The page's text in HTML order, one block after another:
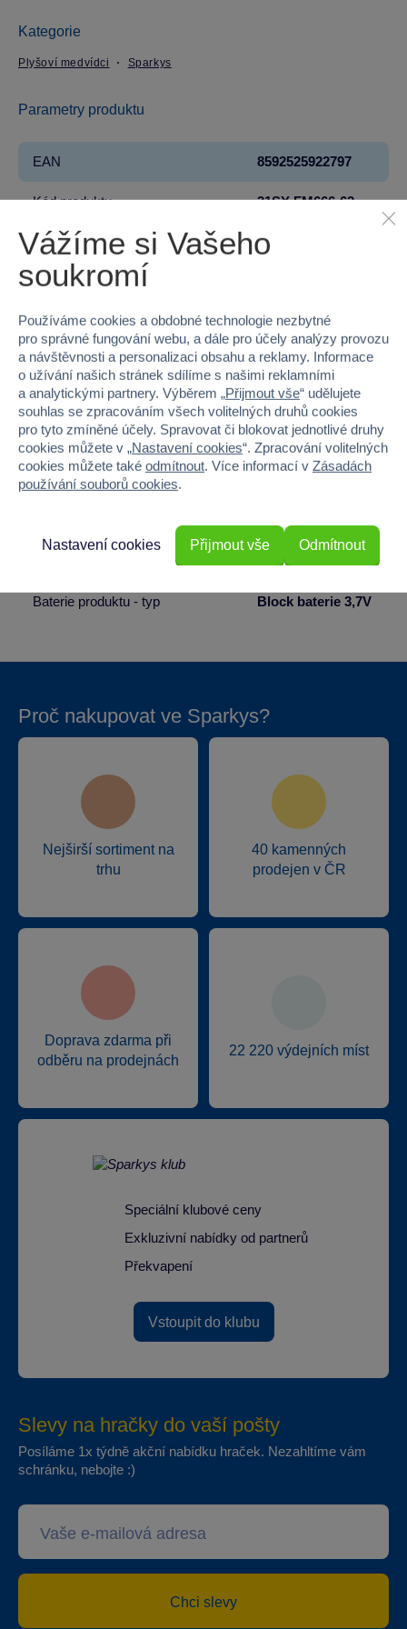
Kategorie
Plyšoví medvídci Sparkys
Parametry produktu
EAN 8592525922797
Kód produktu 31SY-FM666-62
Značka Sparkys
Věk od
Pohlaví HOLKA, KLUK
Šířka 31
Výška 15
Hloubka 20
Hmotnost v gramech
Baterie produktu - typ Block baterie 3,7V
Proč nakupovat ve Sparkys?
Nejširší sortiment na
trhu
40 kamenných
prodejen v ČR
Doprava zdarma při
odběru na prodejnách
22 220 výdejních míst
Speciální klubové ceny
Exkluzivní nabídky od partnerů
Překvapení
Vstoupit do klubu
Slevy na hračky do vaší pošty
Posíláme 1x týdně akční nabídku hraček. Nezahltíme vám
schránku, nebojte :)
Chci slevy
Vážíme si Vašeho
soukromí
Používáme cookies a obdobné technologie nezbytné
pro správné fungování webu, a dále pro účely analýzy provozu
a návštěvnosti a personalizaci obsahu a reklamy. Informace
o užívání našich stránek sdílíme s našimi reklamními
a analytickými partnery. Výběrem „Přijmout vše“ udělujete
souhlas se zpracováním všech volitelných druhů cookies
pro tyto zmíněné účely. Spravovat či blokovat jednotlivé druhy
cookies můžete v „Nastavení cookies“. Zpracování volitelných
cookies můžete také odmítnout. Více informací v Zásadách
používání souborů cookies.
Odmítnout
Nastavení cookies Přijmout vše